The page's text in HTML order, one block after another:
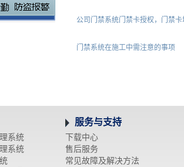
公司门禁系统门禁卡授权，门禁
门禁系统在施工中需注意的事项
系统
系统
服务与支持
下载中心
售后服务
常见故障及解决方法